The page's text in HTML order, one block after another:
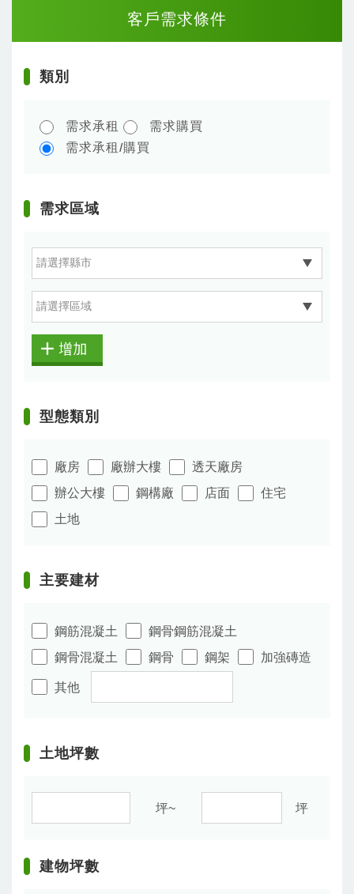
客戶需求條件
類別
需求承租
需求購買
需求承租/購買
需求區域
增加
型態類別
廠房 廠辦大樓
透天廠房
辦公大樓
鋼構廠 店面
住宅
土地
主要建材
鋼筋混凝土
鋼骨鋼筋混凝土
鋼骨混凝土
鋼骨 鋼架
加強磚造
其他
土地坪數
坪~ 坪
建物坪數